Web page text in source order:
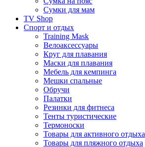
Сумки для мам
TV Shop
Спорт и отдых
Training Mask
Велоаксессуары
Круг для плавания
Маски для плавания
Мебель для кемпинга
Мешки спальные
Обручи
Палатки
Резинки для фитнеса
Тенты туристические
Термоноски
Товары для активного отдыха
Товары для пляжного отдыха